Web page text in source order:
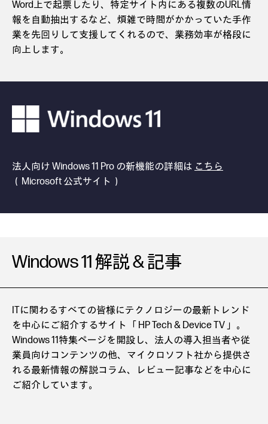
Word上で起票したり、特定サイト内にある複数のURL情
報を自動抽出するなど、煩雑で時間がかかっていた手作
業を先回りして支援してくれるので、業務効率が格段に
向上します。
法人向け Windows 11 Pro の新機能の詳細は こちら
（Microsoft 公式サイト）
Windows 11 解説 & 記事
ITに関わるすべての皆様にテクノロジーの最新トレンド
を中心にご紹介するサイト「 HP Tech & Device TV 」。
Windows 11特集ページを開設し、法人の導入担当者や従
業員向けコンテンツの他、マイクロソフト社から提供さ
れる最新情報の解説コラム、レビュー記事などを中心に
ご紹介しています。